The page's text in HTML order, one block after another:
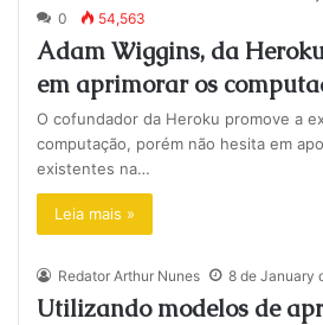
0
54,563
Adam Wiggins, da
em aprimorar os
O cofundador da Heroku promove a
computação, porém não hesita em
existentes na…
Leia mais »
Redator Arthur Nunes 8 de January
Utilizando modelos de